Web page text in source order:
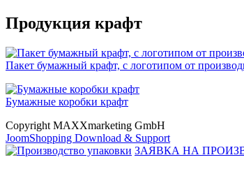
Продукция крафт
Пакет бумажный крафт, с логотипом от
Бумажные коробки крафт
Copyright MAXXmarketing GmbH
JoomShopping Download & Support
ЗАЯВКА НА